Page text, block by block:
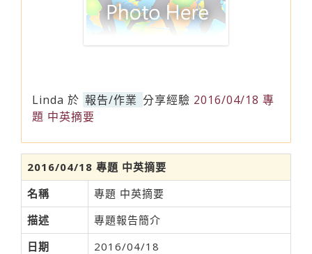
Linda 於 報告/作業 分享經驗 2016/04/18 專
題 中英摘要
2016/04/18 專題 中英摘要
名稱
專題 中英摘要
描述
專題報告簡介
日期
2016/04/18